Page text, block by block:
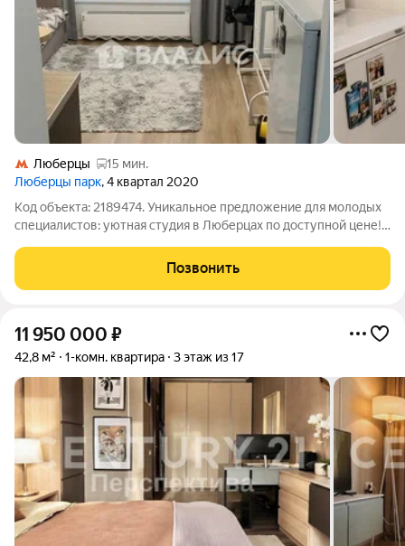
Люберцы
15 мин.
Люберцы парк, 4 квартал 2020
Код объекта: 2189474. Уникальное предложение для молодых
специалистов: уютная студия в Люберцах по доступной цене!
городе Люберцы. Квартира расположена на втором этаже 25-
этажного
Позвонить
11 950 000 ₽
42,8 м² 1-комн. квартира 3 этаж из 17